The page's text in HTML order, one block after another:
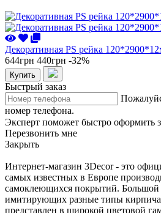
Декоративная PS рейка
644грн 440грн -32%
Купить
Быстрый заказ
номер телефона.
Эксперт поможет быстро оформить
Перезвонить мне
Закрыть
Интернет-магазин 3Decor - это
самых известных в Европе
самоклеющихся покрытий. Большой
имитирующих разные типы кирпича
представлен в широкой цветовой